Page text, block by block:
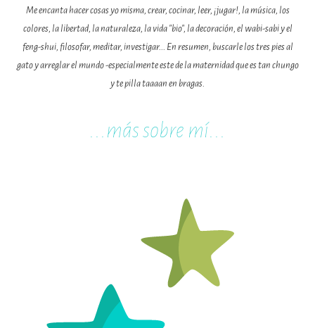
Me encanta hacer cosas yo misma, crear, cocinar, leer, ¡jugar!, la música, los
colores, la libertad, la naturaleza, la vida "bio", la decoración, el wabi-sabi y el
feng-shui, filosofar, meditar, investigar... En resumen, buscarle los tres pies al
gato y arreglar el mundo -especialmente este de la maternidad que es tan chungo
y te pilla taaaan en bragas.
...más sobre mí...